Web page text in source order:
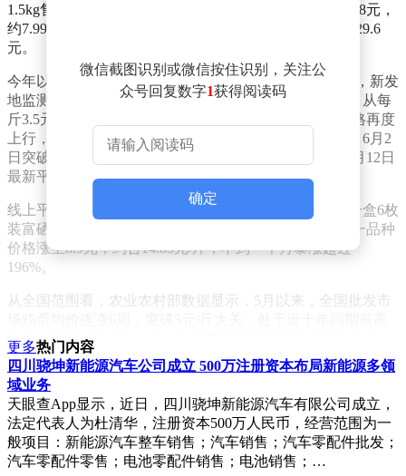
1.5kg售价22.9元，约7.63元/斤；柴鸡蛋1.5kg/盒售价23.98元，
约7.99元/斤；某品牌营养蛋每盒10枚一斤装，售价高达29.6
元。
今年以来，鸡蛋价格经历了多次波动。以北京市场为例，新发
地监测数据显示，1月下旬起，散装鸡蛋价格持续走高，从每
斤3.5元涨至4.65元后回落至3.5元左右。3月底开始，价格再度
上行，4月10日平均价突破4元/斤，5月22日突破5元/斤，6月2
日突破6元/斤，6月5日达到6.1元/斤，目前有所回落，6月12日
最新平均价为5.85元/斤，相比去年同期上涨八成。
线上平台鸡蛋价格涨幅更为惊人。5月19日，小象超市一盒6枚
装富硒鲜鸡蛋300g售价3元，约合5元/斤；6月11日，同一品种
价格涨至8.9元，约合14.83元/斤，不到一个月暴涨超过
196%。
从全国范围看，农业农村部数据显示，5月以来，全国批发市
水平。截至6月12日14点，全国农产品批发市场鸡蛋价格为
10.78元/公斤（约5.39元/斤），相比去年同期上涨超47%，价
格直逼猪肉平均价格。
鸡蛋价格为何大幅上涨？核心原因在于供应有限，这需追溯到
上一轮蛋鸡养殖周期。2022年，山西阳泉天龙农业总经理陈璐
接手公司时，正值鸡蛋上升周期，批发价格最高达6元 - 7元/
斤。在高盈利背景下，大量大型规模场进入行业，蛋鸡存栏量
微信截图识别或微信按住识别，关注公
众号回复数字1获得阅读码
确定
更多热门内容
四川骁坤新能源汽车公司成立 500万注册资本布局新能源多领
域业务
天眼查App显示，近日，四川骁坤新能源汽车有限公司成立，
法定代表人为杜清华，注册资本500万人民币，经营范围为一
般项目：新能源汽车整车销售；汽车销售；汽车零配件批发；
汽车零配件零售；电池零配件销售；电池销售；…